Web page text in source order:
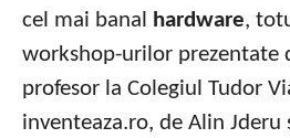
cel mai banal
hardware,
workshop-urilor prezentate
profesor la Colegiul Tudor
inventeaza.ro, de Alin Jderu